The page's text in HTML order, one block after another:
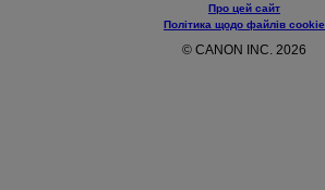
Про цей сайт
Політика щодо файлів cookie
© CANON INC. 2026